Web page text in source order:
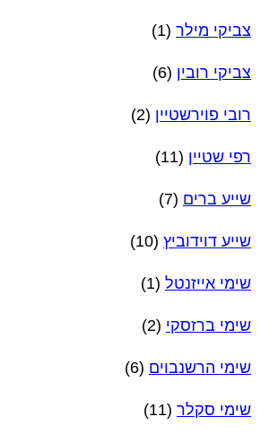
צביקי מילר (1)
צביקי רובין (6)
רובי פוירשטיין (2)
רפי שטיין (11)
שייע ברים (7)
שייע דוידוביץ (10)
שימי אייזנטל (1)
שימי ברזסקי (2)
שימי הרשנבוים (6)
שימי סקלר (11)